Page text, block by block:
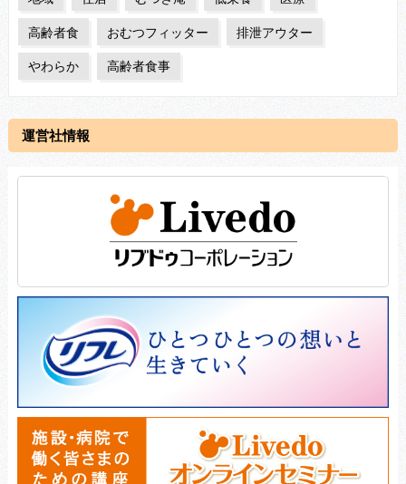
高齢者食 おむつフィッター 排泄アウター
やわらか 高齢者食事
運営社情報